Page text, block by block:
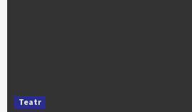
Teatr